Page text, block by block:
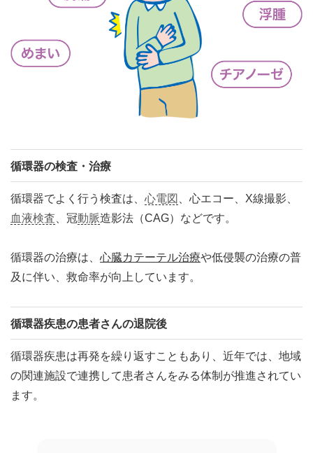
循環器の検査・治療
循環器でよく行う検査は、 心電図
、心エコー、X線撮影、
血液検査 、冠動脈造影法（CAG）などです。
循環器の治療は、 心臓カテーテル治療や低侵襲の治療の普
及に伴い、救命率が向上しています。
循環器疾患の患者さんの退院後
循環器疾患は再発を繰り返すこともあり、近年では、地域
の関連施設で連携して患者さんをみる体制が推進されてい
ます。